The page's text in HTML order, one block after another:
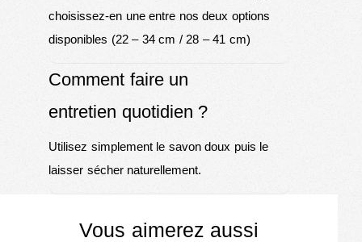
choisissez-en une entre nos deux options
disponibles (22 – 34 cm / 28 – 41 cm)
Comment faire un
entretien quotidien ?
Utilisez simplement le savon doux puis le
laisser sécher naturellement.
Vous aimerez aussi